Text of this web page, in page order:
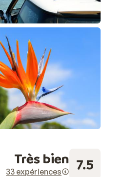
Très bien
33 expériences 7.5